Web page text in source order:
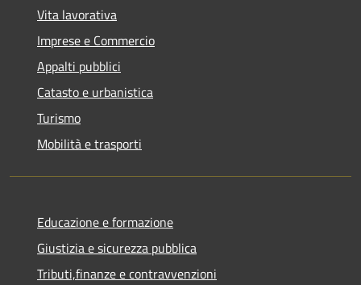
Vita lavorativa
Imprese e Commercio
Appalti pubblici
Catasto e urbanistica
Turismo
Mobilità e trasporti
Educazione e formazione
Giustizia e sicurezza pubblica
Tributi,finanze e contravvenzioni